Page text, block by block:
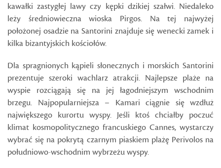
kawałki zastygłej lawy czy kępki dzikiej szałwi. Niedaleko
leży średniowieczna wioska Pirgos. Na tej najwyżej
położonej osadzie na Santorini znajduje się wenecki zamek i
kilka bizantyjskich kościołów.
Dla spragnionych kąpieli słonecznych i morskich Santorini
prezentuje szeroki wachlarz atrakcji. Najlepsze plaże na
wyspie rozciągają się na jej łagodniejszym wschodnim
brzegu. Najpopularniejsza – Kamari ciągnie się wzdłuż
największego kurortu wyspy. Jeśli ktoś chciałby poczuć
klimat kosmopolitycznego francuskiego Cannes, wystarczy
wybrać się na pokrytą czarnym piaskiem plażę Perivolos na
południowo-wschodnim wybrzeżu wyspy.